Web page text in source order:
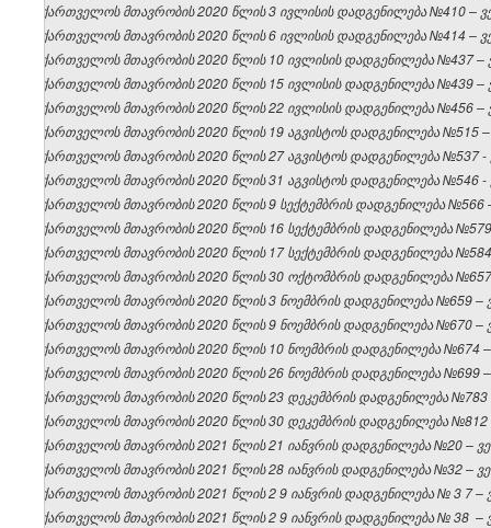
საქართველოს მთავრობის 2020 წლის 3 ივლისის დადგენილება №410 –
საქართველოს მთავრობის 2020 წლის 6 ივლისის დადგენილება №414 –
საქართველოს მთავრობის 2020 წლის 10 ივლისის დადგენილება №437 –
საქართველოს მთავრობის 2020 წლის 15 ივლისის დადგენილება №439 –
საქართველოს მთავრობის 2020 წლის 22 ივლისის დადგენილება №456 –
საქართველოს მთავრობის 2020 წლის 19 აგვისტოს დადგენილება №515
საქართველოს მთავრობის 2020 წლის 27 აგვისტოს დადგენილება №537 -
საქართველოს მთავრობის 2020 წლის 31 აგვისტოს დადგენილება №546 -
საქართველოს მთავრობის 2020 წლის 9 სექტემბრის დადგენილება №566
საქართველოს მთავრობის 2020 წლის 16 სექტემბრის დადგენილება
საქართველოს მთავრობის 2020 წლის 17 სექტემბრის დადგენილება
საქართველოს მთავრობის 2020 წლის 30 ოქტომბრის დადგენილება
საქართველოს მთავრობის 2020 წლის 3 ნოემბრის დადგენილება №659 –
საქართველოს მთავრობის 2020 წლის 9 ნოემბრის დადგენილება №670 –
საქართველოს მთავრობის 2020 წლის 10 ნოემბრის დადგენილება №674
საქართველოს მთავრობის 2020 წლის 26 ნოემბრის დადგენილება №699
საქართველოს მთავრობის 2020 წლის 23 დეკემბრის დადგენილება №783
საქართველოს მთავრობის 2020 წლის 30 დეკემბრის დადგენილება №812
საქართველოს მთავრობის 2021 წლის 21 იანვრის დადგენილება №20 –
საქართველოს მთავრობის 2021 წლის 28 იანვრის დადგენილება №32 –
საქართველოს მთავრობის2021 წლის 29 იანვრის დადგენილება№3 7 –
საქართველოს მთავრობის2021 წლის 29 იანვრის დადგენილება№38 –